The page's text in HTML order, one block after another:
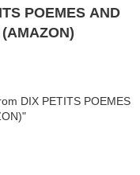
POEMES AND